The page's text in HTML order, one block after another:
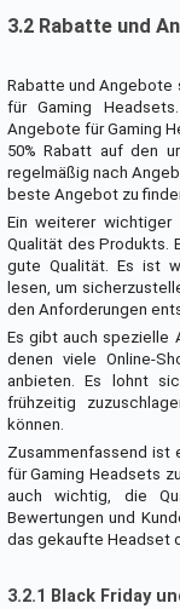
3.2 Rabatte und
Rabatte und Angebote
für Gaming
Angebote für Gaming
50% Rabatt auf den
regelmäßig nach
beste Angebot zu
Ein weiterer
Qualität des Produkts.
gute Qualität. Es ist
lesen, um
den Anforderungen
Es gibt auch spezielle
denen viele Online-
anbieten. Es lohnt
frühzeitig
können.
Zusammenfassend ist
für Gaming Headsets
auch wichtig, die
Bewertungen und
das gekaufte Headset
3.2.1 Black Friday